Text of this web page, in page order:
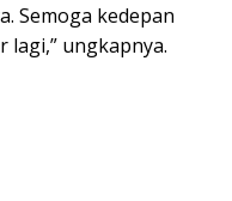
Semoga kedepan
ungkapnya.